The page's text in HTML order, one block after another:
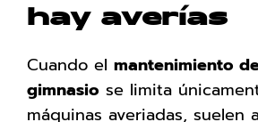
hay averías
Cuando el mantenimiento
gimnasio se limita
máquinas averiadas, suelen